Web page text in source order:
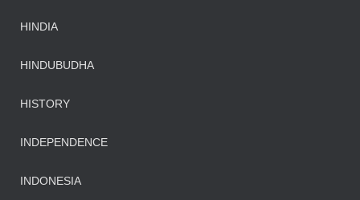
HINDIA
HINDUBUDHA
HISTORY
INDEPENDENCE
INDONESIA